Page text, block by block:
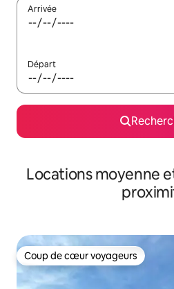
Arrivée
Départ
Locations moyenne
Coup de cœur voyageurs
Coup de cœur voyageurs